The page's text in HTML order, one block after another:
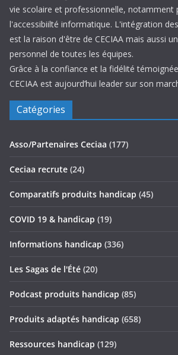
vie scolaire et professionnelle, notamment
l'accessibiilté informatique. L'intégration
est la raison d'être de CECIAA mais aussi
personnel de toutes les équipes.
Grâce à la confiance et la fidélité
CECIAA est aujourd’hui leader sur son
Catégories
Asso/Partenaires Ceciaa (177)
Ceciaa recrute (24)
Comparatifs produits handicap (45)
COVID 19 & handicap (19)
Informations handicap (336)
Les Sagas de l'Été (20)
Podcast produits handicap (85)
Produits adaptés handicap (658)
Ressources handicap (129)